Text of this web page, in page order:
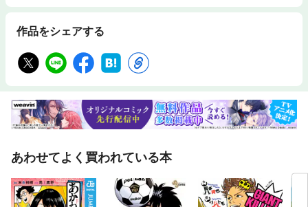
作品をシェアする
あわせてよく買われている本